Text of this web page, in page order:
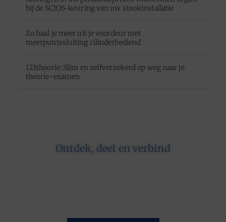
bij de SCIOS-keuring van uw stookinstallatie
Zo haal je meer uit je voordeur met
meerpuntssluiting cilinderbediend
123theorie: Slim en zelfverzekerd op weg naar je
theorie-examen
Ontdek, deel en verbind